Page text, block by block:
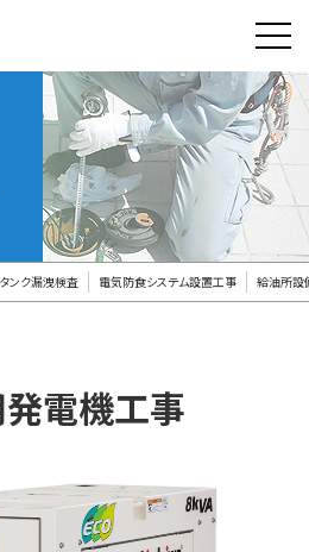
ンク漏洩検査 電気防食システム設置工事 給油所設
発電機工事